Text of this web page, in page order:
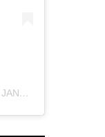
Sebuah kiriman dibagikan oleh RIYADHUL JANNAH IBS (@riyadhuljannahibs)